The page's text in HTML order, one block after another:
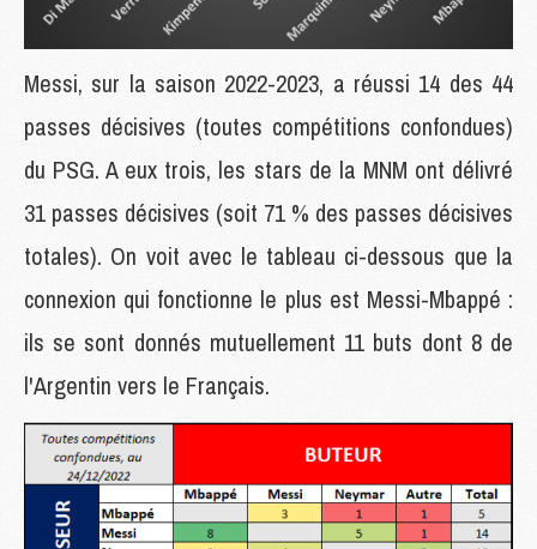
Messi, sur la saison 2022-2023, a réussi 14 des 44
passes décisives (toutes compétitions confondues)
du PSG. A eux trois, les stars de la MNM ont délivré
31 passes décisives (soit 71 % des passes décisives
totales). On voit avec le tableau ci-dessous que la
connexion qui fonctionne le plus est Messi-Mbappé :
ils se sont donnés mutuellement 11 buts dont 8 de
l'Argentin vers le Français.